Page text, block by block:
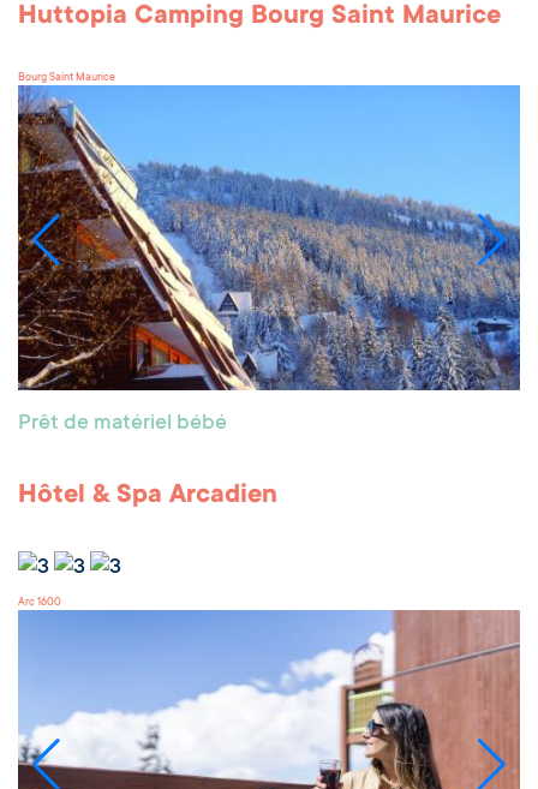
Huttopia Camping Bourg Saint Maurice
Bourg Saint Maurice
Prêt de matériel bébé
Hôtel & Spa Arcadien
Arc 1600